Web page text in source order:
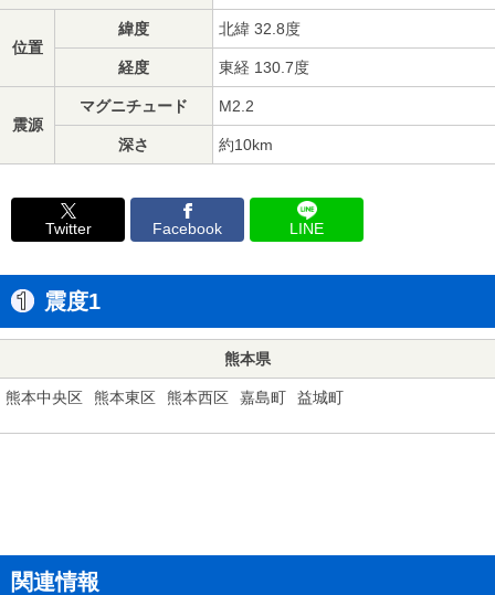
位置
緯度 北緯 32.8度
経度 東経 130.7度
震源
マグニチュード M2.2
深さ 約10km
Twitter Facebook LINE
震度1
熊本県
熊本中央区 熊本東区 熊本西区 嘉島町 益城町
関連情報